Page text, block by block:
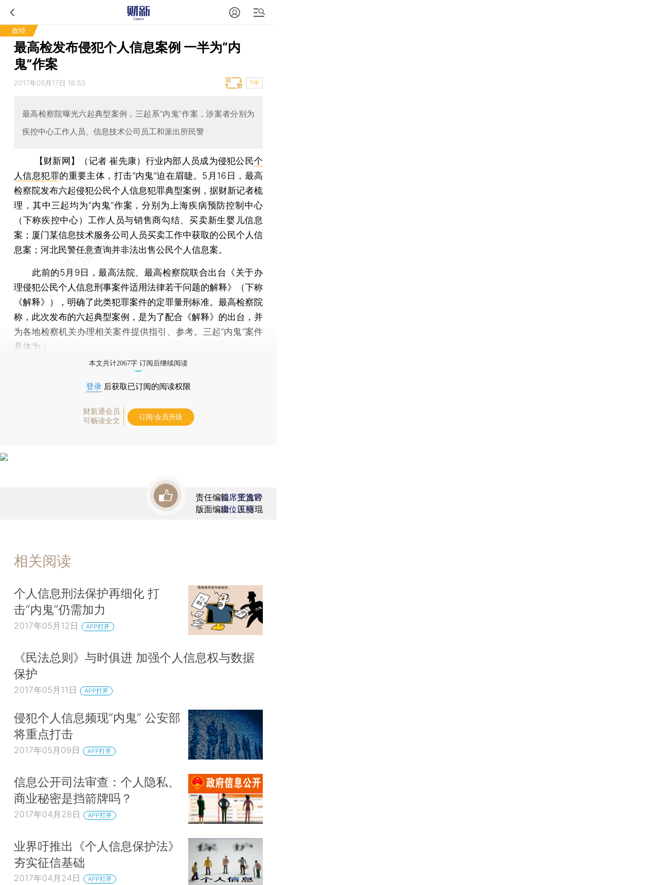
政经
最高检发布侵犯个人信息案例 一半为“内
鬼”作案
2017年05月17日 18:53 T中
最高检察院曝光六起典型案例，三起系“内鬼”作案，涉案者分别为
疾控中心工作人员、信息技术公司员工和派出所民警
【财新网】（记者 崔先康） 行业内部人员成为侵犯公民个
人信息犯罪的重要主体，打击“内鬼”迫在眉睫。5月16日，最高
检察院发布六起侵犯公民个人信息犯罪典型案例，据财新记者梳
理，其中三起均为“内鬼”作案，分别为上海疾病预防控制中心
（下称疾控中心）工作人员与销售商勾结、买卖新生婴儿信息
案；厦门某信息技术服务公司人员买卖工作中获取的公民个人信
息案；河北民警任意查询并非法出售公民个人信息案。
此前的5月9日，最高法院、最高检察院联合出台《关于办
理侵犯公民个人信息刑事案件适用法律若干问题的解释》（下称
《解释》），明确了此类犯罪案件的定罪量刑标准。最高检察院
称，此次发布的六起典型案例，是为了配合《解释》的出台，并
为各地检察机关办理相关案件提供指引、参考。三起“内鬼”案件
具体为：
本文共计2067字 订阅后继续阅读
登录 后获取已订阅的阅读权限
财新通会员
可畅读全文
订阅/会员升级
责任编辑：王逸吟
版面编辑：王丽琨
首席赞赏官
虚位以待
相关阅读
个人信息刑法保护再细化 打
击“内鬼”仍需加力
2017年05月12日 APP打开
《民法总则》与时俱进 加强个人信息权与数据
保护
2017年05月11日 APP打开
侵犯个人信息频现“内鬼” 公安部
将重点打击
2017年05月09日 APP打开
信息公开司法审查：个人隐私、
商业秘密是挡箭牌吗？
2017年04月28日 APP打开
业界吁推出《个人信息保护法》
夯实征信基础
2017年04月24日 APP打开